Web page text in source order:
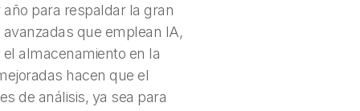
para respaldar la gran
que emplean IA,
almacenamiento en la
hacen que el
de análisis, ya sea para